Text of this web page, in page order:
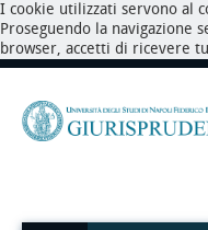
I cookie utilizzati servono al
Proseguendo la navigazione
browser, accetti di ricevere